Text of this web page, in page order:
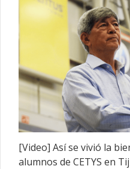
[Video] Así se vivió la
alumnos de CETYS en